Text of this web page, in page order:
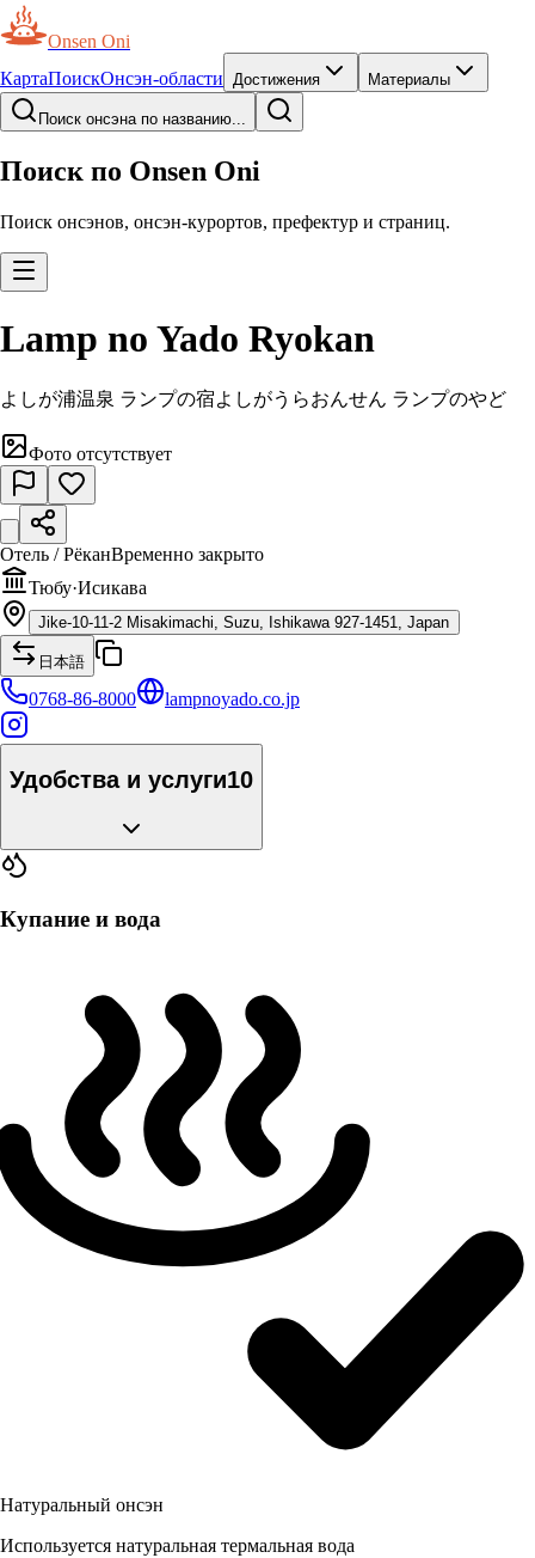
Onsen Oni
КартаПоискОнсэн-области Достижения Материалы
Поиск онсэна по названию...
Поиск по Onsen Oni
Поиск онсэнов, онсэн-курортов, префектур и страниц.
Lamp no Yado Ryokan
よしが浦温泉 ランプの宿よしがうらおんせん ランプのやど
Фото отсутствует
Отель / РёканВременно закрыто
Тюбу·Исикава
Jike-10-11-2 Misakimachi, Suzu, Ishikawa 927-1451, Japan
日本語
0768-86-8000 lampnoyado.co.jp
Удобства и услуги10
Купание и вода
Натуральный онсэн
Используется натуральная термальная вода